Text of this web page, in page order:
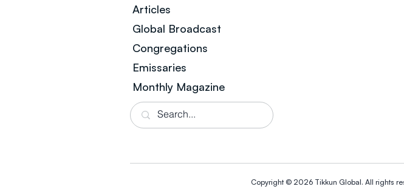
Articles
Global Broadcast
Congregations
Emissaries
Monthly Magazine
Copyright © 2026 Tikkun Global. All rights